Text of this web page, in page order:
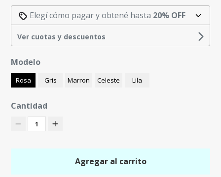
Elegí cómo pagar y obtené hasta 20% OFF
Ver cuotas y descuentos
Modelo
Rosa Gris Marron Celeste Lila
Cantidad
1
Agregar al carrito